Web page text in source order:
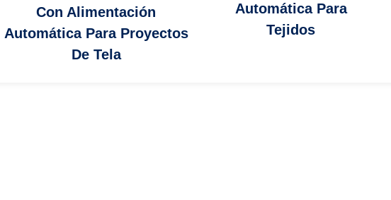
Con Alimentación
Automática Para Proyectos
De Tela
Automática Para
Tejidos